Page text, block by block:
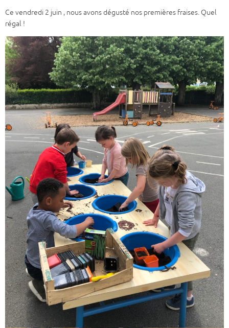
Ce vendredi 2 juin , nous avons dégusté nos premières fraises. Quel
régal !